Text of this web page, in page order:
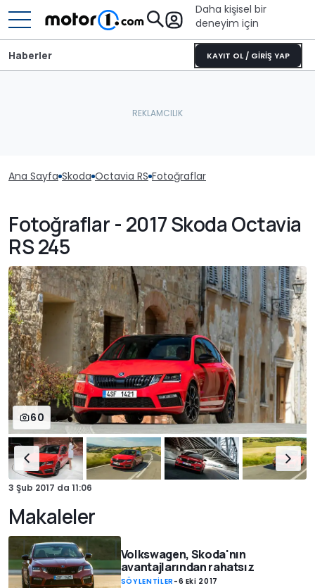
Daha kişisel bir
deneyim için
KAYIT OL / GİRİŞ YAP
Haberler
Ana Sayfa Skoda Octavia RS Fotoğraflar
Fotoğraflar - 2017 Skoda Octavia
RS 245
60
3 Şub 2017 da 11:06
Makaleler
Volkswagen, Skoda'nın
avantajlarından rahatsız
SÖYLENTİLER -6 Eki 2017